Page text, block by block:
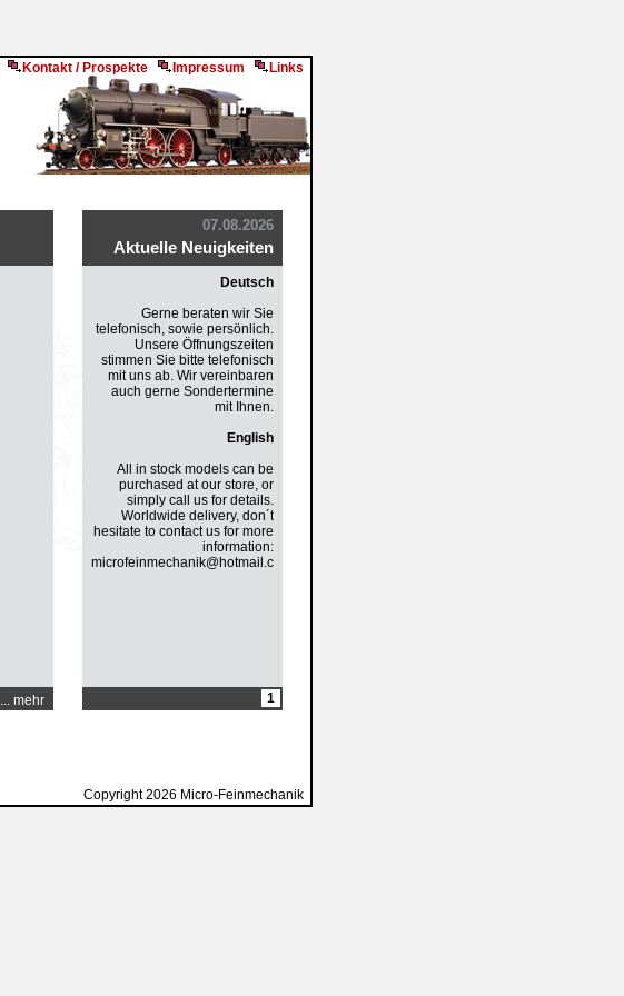
Kontakt / Prospekte Impressum Links
... mehr
07.08.2026
Aktuelle Neuigkeiten
Deutsch
Gerne beraten wir Sie
telefonisch, sowie persönlich.
Unsere Öffnungszeiten
stimmen Sie bitte telefonisch
mit uns ab. Wir vereinbaren
auch gerne Sondertermine
mit Ihnen.
English
All in stock models can be
purchased at our store, or
simply call us for details.
Worldwide delivery, don´t
hesitate to contact us for more
information:
microfeinmechanik@hotmail.com.
1
Copyright 2026 Micro-Feinmechanik